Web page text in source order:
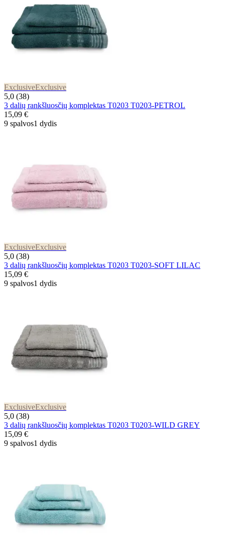
ExclusiveExclusive
5,0 (38)
3 dalių rankšluosčių komplektas T0203 T0203-PETROL
15,09 €
9 spalvos1 dydis
ExclusiveExclusive
5,0 (38)
3 dalių rankšluosčių komplektas T0203 T0203-SOFT LILAC
15,09 €
9 spalvos1 dydis
ExclusiveExclusive
5,0 (38)
3 dalių rankšluosčių komplektas T0203 T0203-WILD GREY
15,09 €
9 spalvos1 dydis